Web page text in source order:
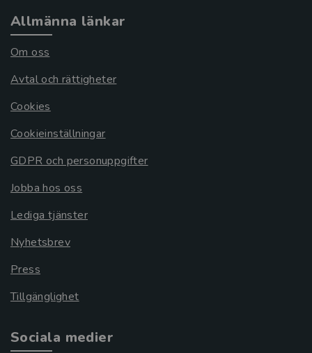
Allmänna länkar
Om oss
Avtal och rättigheter
Cookies
Cookieinställningar
GDPR och personuppgifter
Jobba hos oss
Lediga tjänster
Nyhetsbrev
Press
Tillgänglighet
Sociala medier